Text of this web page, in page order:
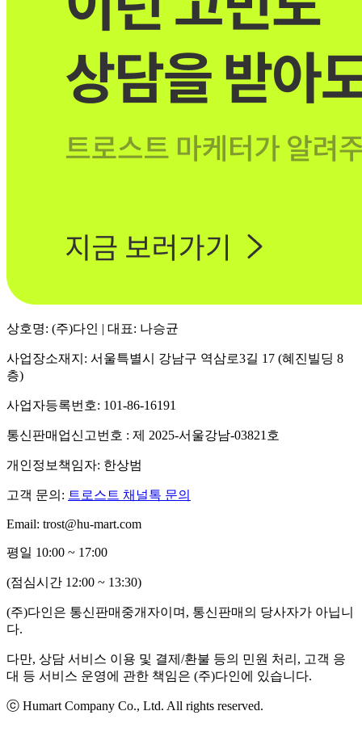
상호명: (주)다인 | 대표: 나승균
사업장소재지: 서울특별시 강남구 역삼로3길 17 (혜진빌딩 8
층)
사업자등록번호: 101-86-16191
통신판매업신고번호 : 제 2025-서울강남-03821호
개인정보책임자: 한상범
고객 문의: 트로스트 채널톡 문의
Email: trost@hu-mart.com
평일 10:00 ~ 17:00
(점심시간 12:00 ~ 13:30)
(주)다인은 통신판매중개자이며, 통신판매의 당사자가 아닙니
다.
다만, 상담 서비스 이용 및 결제/환불 등의 민원 처리, 고객 응
대 등 서비스 운영에 관한 책임은 (주)다인에 있습니다.
ⓒ Humart Company Co., Ltd. All rights reserved.